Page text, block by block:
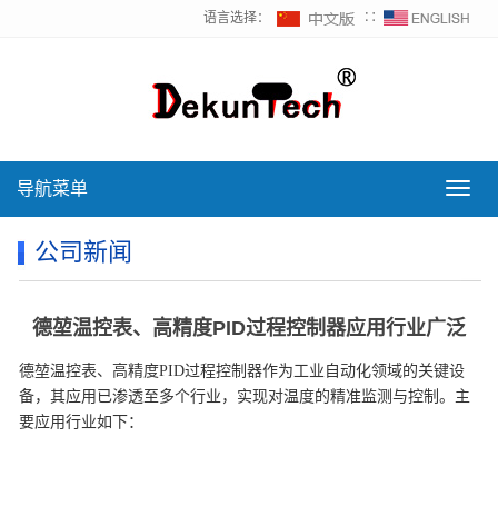
语言选择： ∷
导
导航菜单
公司新闻
德堃温控表、高精度PID过程控制器应用行业广泛
德堃温控表、高精度PID过程控制器作为工业自动化领域的关键设
备，其应用已渗透至多个行业，实现对温度的精准监测与控制。主
要应用行业如下：